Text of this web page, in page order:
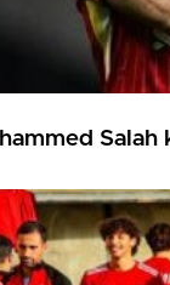
Salah